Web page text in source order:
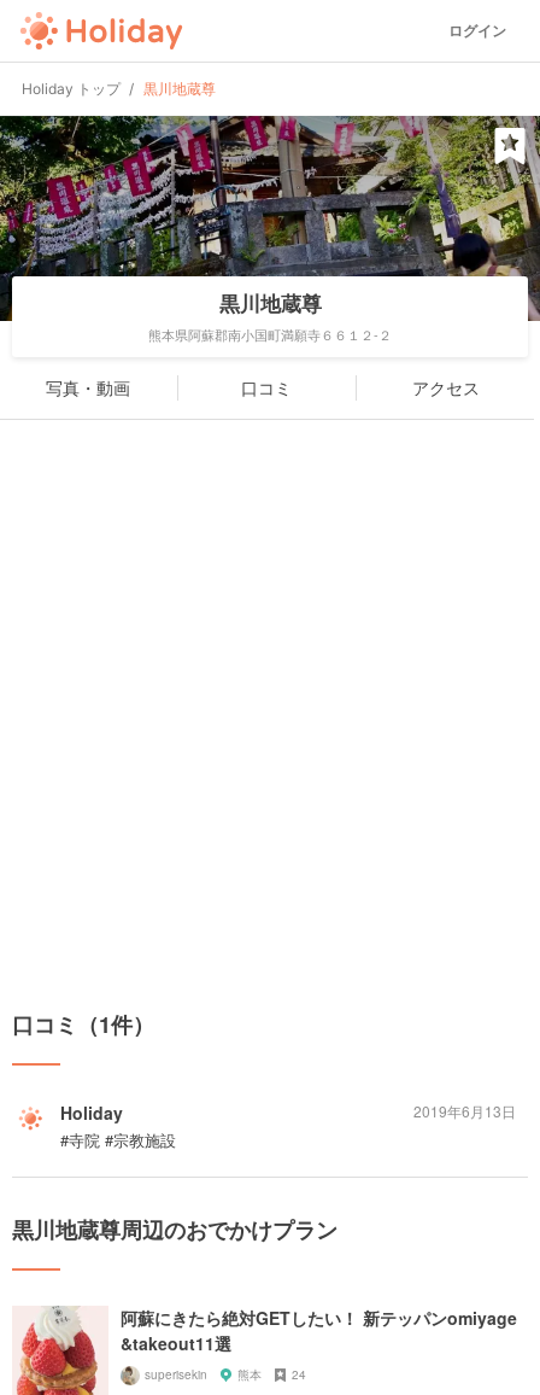
ログイン
Holiday トップ 黒川地蔵尊
黒川地蔵尊
熊本県阿蘇郡南小国町満願寺６６１２-２
写真・動画 口コミ アクセス
口コミ（1件）
Holiday
#寺院 #宗教施設
2019年6月13日
黒川地蔵尊周辺のおでかけプラン
阿蘇にきたら絶対GETしたい！ 新テッパンomiyage
&takeout11選
superisekin 熊本 24